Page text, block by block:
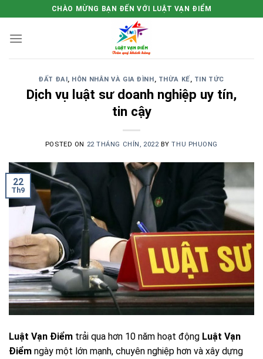
to
content
CHÀO MỪNG BẠN ĐẾN VỚI LUẬT VẠN ĐIỂM
ĐẤT ĐAI, HÔN NHÂN VÀ GIA ĐÌNH, THỪA KẾ, TIN TỨC
Dịch vụ luật sư doanh nghiệp uy tín,
tin cậy
POSTED ON 22 THÁNG CHÍN, 2022 BYTHU PHUONG
22
Th9
Luật Vạn Điểm trải qua hơn 10 năm hoạt động Luật Vạn
Điểm ngày một lớn mạnh, chuyên nghiệp hơn và xây dựng